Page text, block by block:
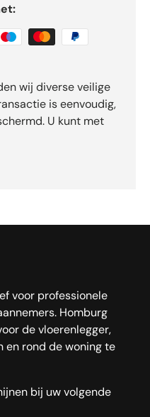
wij diverse veilige
is eenvoudig,
U kunt met
voor professionele
Homburg
de vloerenlegger,
en rond de woning te
bij uw volgende